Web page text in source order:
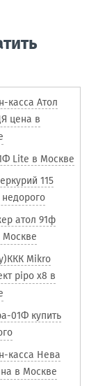
касса Атол
цена в
Lite в Москве
115
недорого
атол 91ф
Москве
Mikro
pipo x8 в
01Ф купить
касса Нева
в Москве